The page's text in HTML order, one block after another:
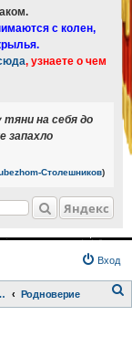
с колен,
, узнаете о чем
тяни на себя до
запахло
Столешников)
Яндекс
Вход
в кратком изложении Родноверие